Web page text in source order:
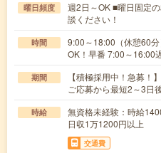
曜日頻度
週2日～OK ■曜日固定
談ください！
時間
9:00～18:00（休憩60
OK！早番 7:00～16:00
期間
【積極採用中！急募！
ご応募から最短2～3日
時給
無資格未経験：時給
日収1万1200円以上
交通費